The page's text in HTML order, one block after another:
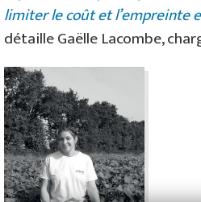
limiter le coût et l’empreinte
détaille Gaëlle Lacombe,